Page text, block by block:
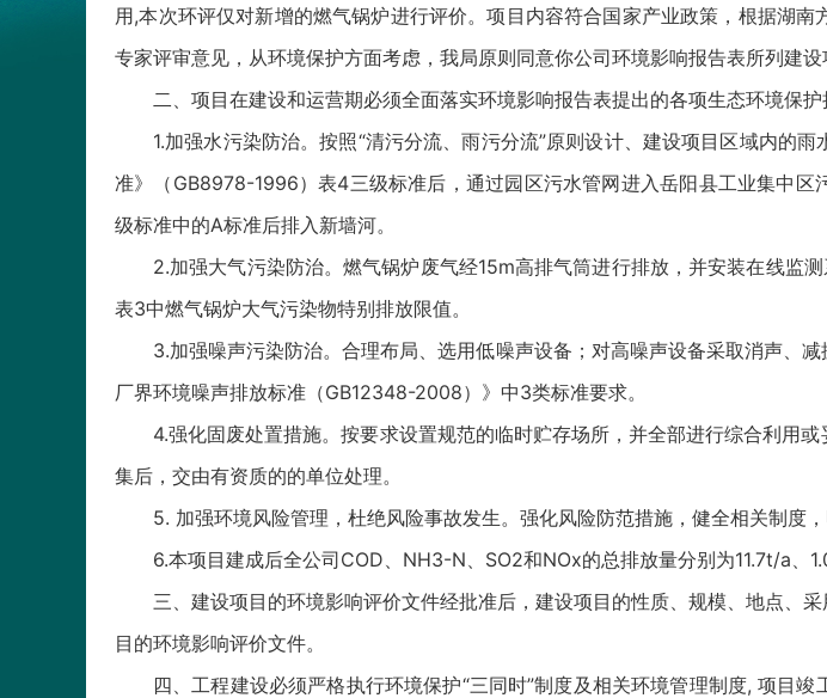
用,本次环评仅对新增的燃气锅炉进行评价。项目内容符合国家产业政策，根据湖
专家评审意见，从环境保护方面考虑，我局原则同意你公司环境影响报告表所列建
二、项目在建设和运营期必须全面落实环境影响报告表提出的各项生态环境保
1.加强水污染防治。按照“清污分流、雨污分流”原则设计、建设项目区域内的
准》（GB8978-1996）表4三级标准后，通过园区污水管网进入岳阳县工业集中
级标准中的A标准后排入新墙河。
2.加强大气污染防治。燃气锅炉废气经15m高排气筒进行排放，并安装在线监
表3中燃气锅炉大气污染物特别排放限值。
3.加强噪声污染防治。合理布局、选用低噪声设备；对高噪声设备采取消声、
厂界环境噪声排放标准（GB12348-2008）》中3类标准要求。
4.强化固废处置措施。按要求设置规范的临时贮存场所，并全部进行综合利用
集后，交由有资质的的单位处理。
5. 加强环境风险管理，杜绝风险事故发生。强化风险防范措施，健全相关制度
6.本项目建成后全公司COD、NH3-N、SO2和NOx的总排放量分别为11.7t/a、
三、建设项目的环境影响评价文件经批准后，建设项目的性质、规模、地点、
目的环境影响评价文件。
四、工程建设必须严格执行环境保护“三同时”制度及相关环境管理制度, 项目